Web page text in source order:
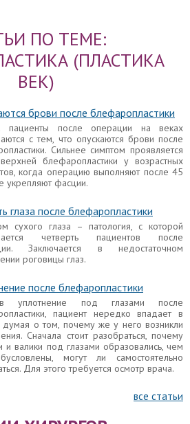
Сначала стоит разобраться, почему
могут ли самостоятельно
Для этого требуется осмотр врача.
глаза после блефаропластики
случаях признак не указывает на
осложнений и является вариацией
в других случаях слезятся глаза
слишком долго, вызывая
и дискомфорт. Стоит разобраться, в
стоит обращаться к врачу,
ли, что слезится глаз и что делать с
глаз после
полностью не закрываются, то речь
таком осложнении, как лагофтальм.
не стоит, если неполное смыкание
периоде после операции.
глаза после блефаропластики
после блефаропластики
многие пациенты. Однако в одном
разная форма глаз – вариант нормы, а в
случаях признак говорит о неуспешном
хирургического вмешательства.
нижнего века после
ПО ТЕМЕ:
(ПЛАСТИКА
ВЕК)
брови после блефаропластики
пациенты после операции на веках
с тем, что опускаются брови после
Сильнее симптом проявляется
блефаропластики у возрастных
когда операцию выполняют после 45
укрепляют фасции.
глаза после блефаропластики
сухого глаза – патология, с которой
четверть пациентов после
Заключается в недостаточном
роговицы глаз.
после блефаропластики
уплотнение под глазами после
пациент нередко впадает в
думая о том, почему же у него возникли
Сначала стоит разобраться, почему
и валики под глазами образовались, чем
могут ли самостоятельно
Для этого требуется осмотр врача.
все статьи